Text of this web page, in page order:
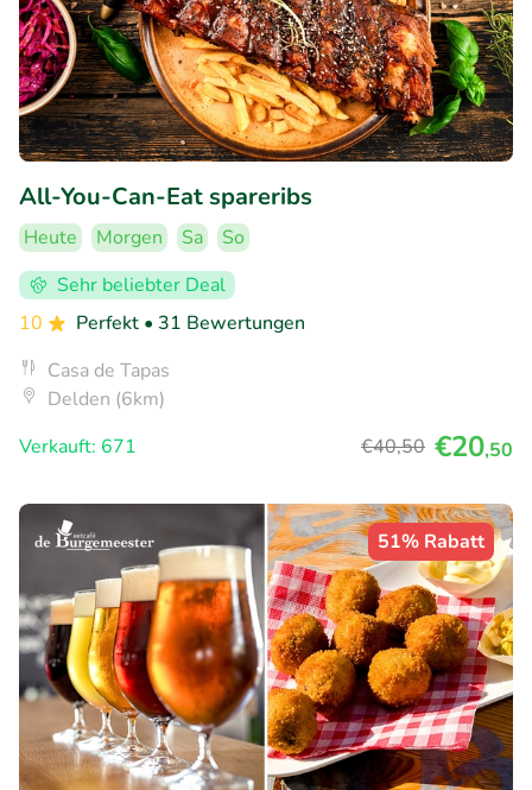
All-You-Can-Eat spareribs
Heute Morgen Sa
So
Sehr beliebter Deal
10
Perfekt • 31 Bewertungen
Casa de Tapas
Delden (6km)
Verkauft: 671
€40,50 €20,50
51% Rabatt